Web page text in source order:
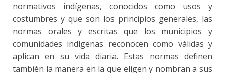
normativos indígenas, conocidos como usos y
costumbres y que son los principios generales, las
normas orales y escritas que los municipios y
comunidades indígenas reconocen como válidas y
aplican en su vida diaria. Estas normas definen
también la manera en la que eligen y nombran a sus